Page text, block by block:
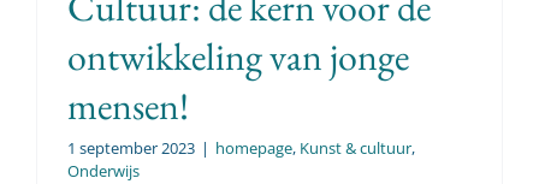
ontwikkeling van jonge
mensen!
1 september 2023 | homepage, Kunst & cultuur,
Onderwijs